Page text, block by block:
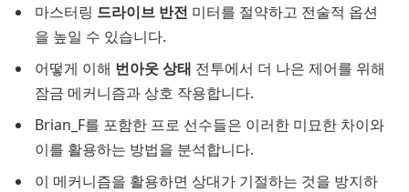
마스터링 드라이브 반전 미터를 절약하고 전술적 옵션
을 높일 수 있습니다.
어떻게 이해 번아웃 상태 전투에서 더 나은 제어를 위해
잠금 메커니즘과 상호 작용합니다.
Brian_F를 포함한 프로 선수들은 이러한 미묘한 차이와
이를 활용하는 방법을 분석합니다.
이 메커니즘을 활용하면 상대가 기절하는 것을 방지하